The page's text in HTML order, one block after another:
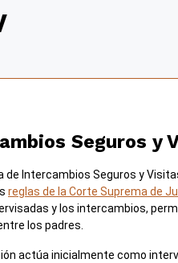
Seguros y
de Intercambios Seguros y
reglas de la Corte Suprema de
y los intercambios,
los padres.
actúa inicialmente como